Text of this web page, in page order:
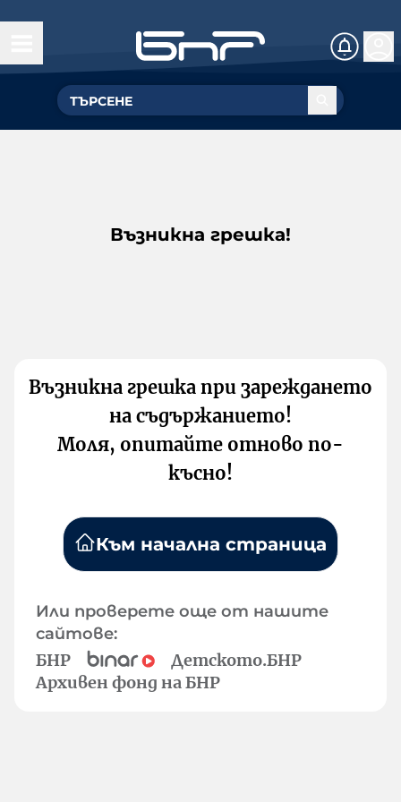
Възникна грешка!
Възникна грешка при зареждането
на съдържанието!
Моля, опитайте отново по-
късно!
Към начална страница
Или проверете още от нашите
сайтове:
БНР
Детското.БНР
Архивен фонд на БНР